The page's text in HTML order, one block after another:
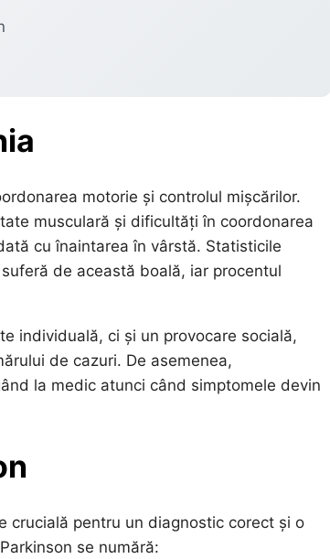
motorie și controlul mișcărilor.
musculară și dificultăți în coordonarea
cu înaintarea în vârstă. Statisticile
de această boală, iar procentul
individuală, ci și un provocare socială,
de cazuri. De asemenea,
la medic atunci când simptomele devin
crucială pentru un diagnostic corect și o
se numără: